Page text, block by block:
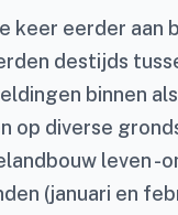
keer eerder aan
destijds
binnen
op diverse
leven -
(januari en